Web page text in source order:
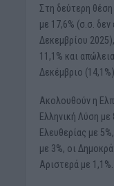
Στη δεύτερη
με 17,6% (σ.σ. δεν
Δεκεμβρίου
11,1% και
Δεκέμβριο
Ακολουθούν η
Ελληνική Λύση
Ελευθερίας με
με 3%, οι
Αριστερά με 1,1%.